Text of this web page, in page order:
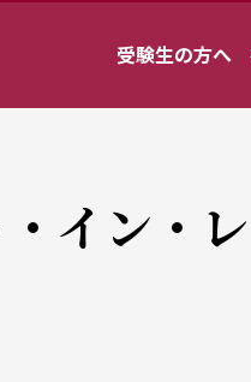
受験生の方へ
イン・